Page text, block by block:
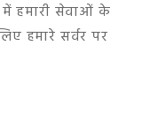
में हमारी सेवाओं के
हमारे सर्वर पर